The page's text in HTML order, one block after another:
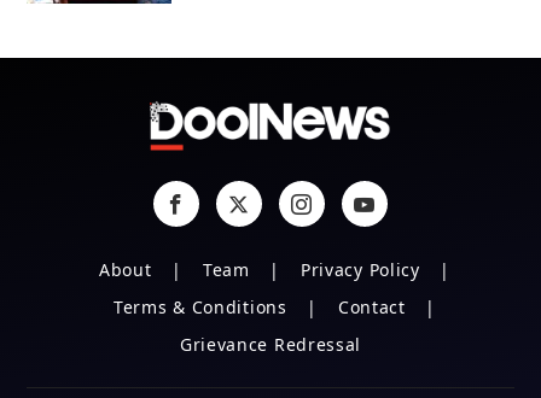
About Team
Privacy Policy
Terms & Conditions
Contact
Grievance Redressal